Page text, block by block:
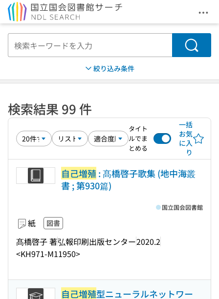
メ
検索
絞り込み条件
検索結果 99 件
タイト
ルでま
とめる
一括
お気
に入
り
自己増殖: 髙橋啓子歌集 (地中海叢
書 ; 第930篇)
紙 図書
髙橋啓子 著弘報印刷出版センター2020.2
<KH971-M11950>
国立国会図書館
自己増殖型ニューラルネットワー